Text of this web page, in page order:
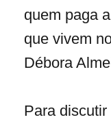
quem paga
que vivem
Débora
Para